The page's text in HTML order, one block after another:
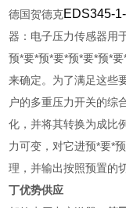
德国贺德克EDS345-
器：电子压力传感器用
预*要*预*要*预*要*预*
来确定。为了满足这些
户的多重压力开关的综
化，并将其转换为成比
力可变，对它进预*要*
理，并输出按照预置的
丁优势供应